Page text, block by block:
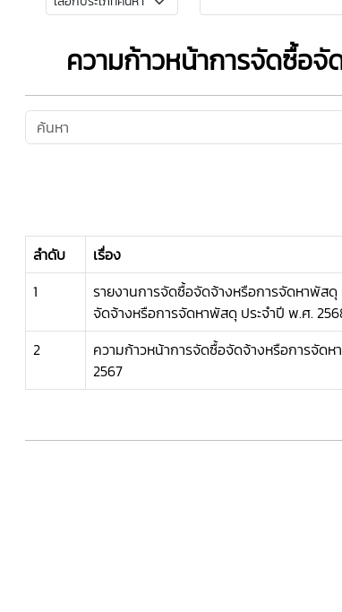
ความก้าวหน้าการจัดซื้อ
ลำดับ เรื่อง
1
รายงานการจัดซื้อจัดจ้างหรือการจัดหาพัสดุ
จัดจ้างหรือการจัดหาพัสดุ ประจำปี พ.ศ.
2
ความก้าวหน้าการจัดซื้อจัดจ้างหรือการจัด
2567